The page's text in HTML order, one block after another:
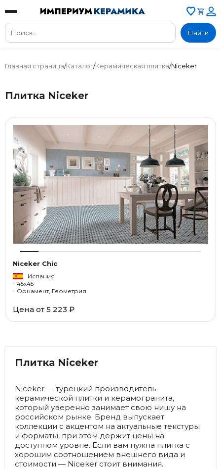
Найти
Главная страница/Каталог/Керамическая плитка/Niceker
Плитка Niceker
Niceker Chic
Испания
45x45
Орнамент, Геометрия
Цена от 5 223 ₽
Плитка Niceker
Niceker — турецкий производитель
керамической плитки и керамогранита,
который уверенно занимает свою нишу на
российском рынке. Бренд выпускает
коллекции с акцентом на актуальные текстуры
и форматы, при этом держит цены на
доступном уровне. Если вам нужна плитка с
хорошим соотношением внешнего вида и
стоимости — Niceker стоит внимания.